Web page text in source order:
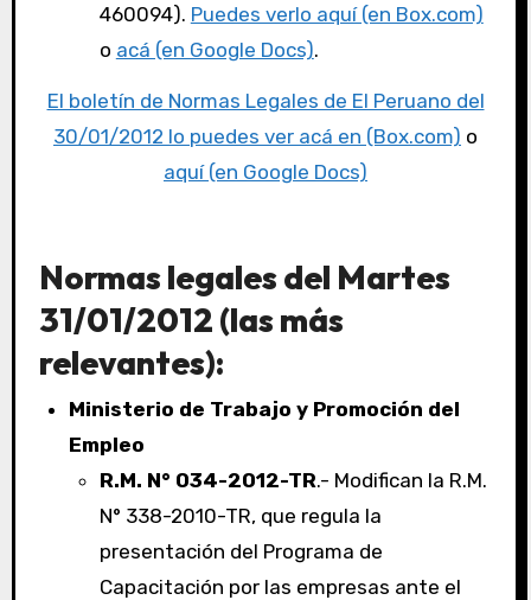
460094). Puedes verlo aquí (en Box.com)
o acá (en Google Docs).
El boletín de Normas Legales de El Peruano del
30/01/2012 lo puedes ver acá en (Box.com) o
aquí (en Google Docs)
Normas legales del Martes
31/01/2012 (las más
relevantes):
Ministerio de Trabajo y Promoción del
Empleo
R.M. N° 034-2012-TR.- Modifican la R.M.
N° 338-2010-TR, que regula la
presentación del Programa de
Capacitación por las empresas ante el